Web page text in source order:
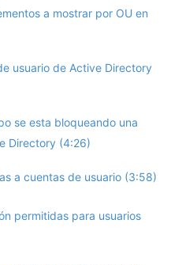
a mostrar por OU en
usuario de Active Directory
se esta bloqueando una
Directory (4:26)
a cuentas de usuario (3:58)
permitidas para usuarios